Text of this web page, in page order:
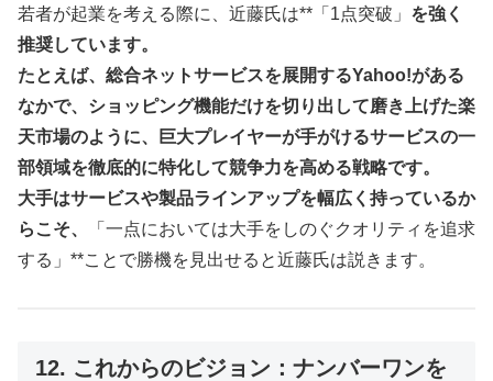
若者が起業を考える際に、近藤氏は**「1点突破」 を強く
推奨しています。
たとえば、総合ネットサービスを展開するYahoo!がある
なかで、ショッピング機能だけを切り出して磨き上げた楽
天市場のように、巨大プレイヤーが手がけるサービスの一
部領域を徹底的に特化して競争力を高める戦略です。
大手はサービスや製品ラインアップを幅広く持っているか
らこそ、
「一点においては大手をしのぐクオリティを追求
する」**ことで勝機を見出せると近藤氏は説きます。
12. これからのビジョン：ナンバーワンを